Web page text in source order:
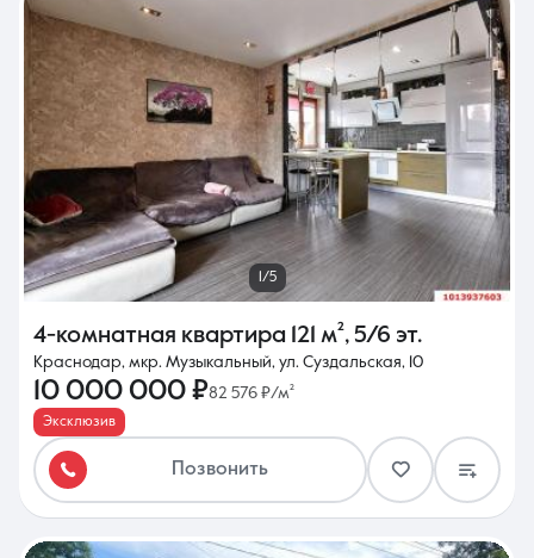
1/5
4-комнатная квартира 121 м², 5/6 эт.
Краснодар, мкр. Музыкальный, ул. Суздальская, 10
10 000 000 ₽82 576 ₽/м²
Эксклюзив
Позвонить